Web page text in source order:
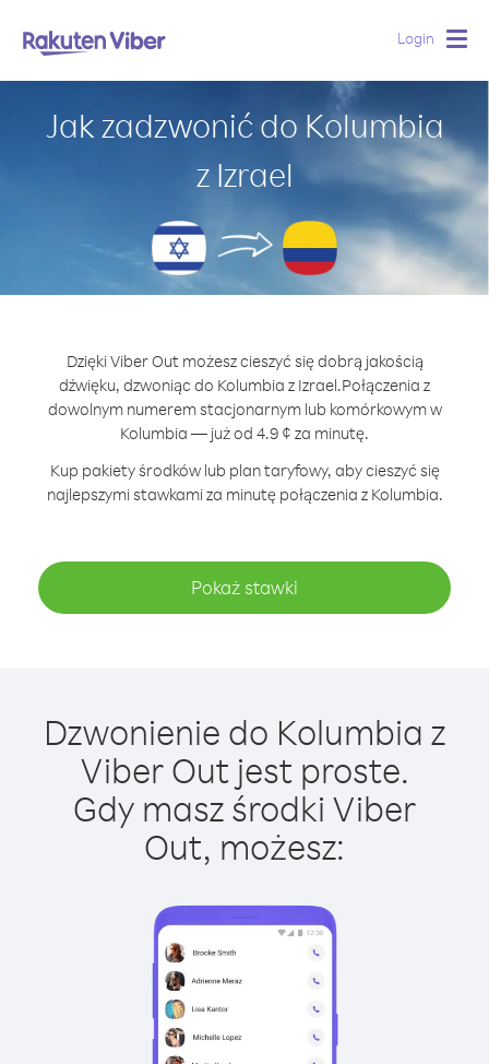
Login
Jak zadzwonić do Kolumbia
z Izrael
Dzięki Viber Out możesz cieszyć się dobrą jakością
dźwięku, dzwoniąc do Kolumbia z Izrael.Połączenia z
dowolnym numerem stacjonarnym lub komórkowym w
Kolumbia — już od 4.9 ¢ za minutę.
Kup pakiety środków lub plan taryfowy, aby cieszyć się
najlepszymi stawkami za minutę połączenia z Kolumbia.
Pokaż stawki
Dzwonienie do Kolumbia z
Viber Out jest proste.
Gdy masz środki Viber
Out, możesz: